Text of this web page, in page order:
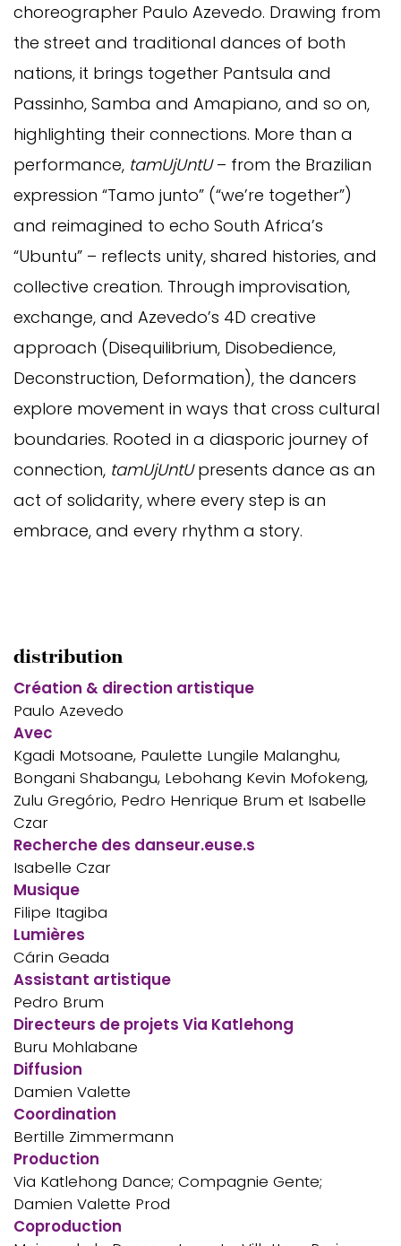
choreographer Paulo Azevedo. Drawing from
the street and traditional dances of both
nations, it brings together Pantsula and
Passinho, Samba and Amapiano, and so on,
highlighting their connections. More than a
performance, tamUjUntU– from the Brazilian
expression “Tamo junto” (“we’re together”)
and reimagined to echo South Africa’s
“Ubuntu” – reflects unity, shared histories, and
collective creation. Through improvisation,
exchange, and Azevedo’s 4D creative
approach (Disequilibrium, Disobedience,
Deconstruction, Deformation), the dancers
explore movement in ways that cross cultural
boundaries. Rooted in a diasporic journey of
connection, tamUjUntUpresents dance as an
act of solidarity, where every step is an
embrace, and every rhythm a story.
distribution
Création & direction artistique
Paulo Azevedo
Avec
Kgadi Motsoane, Paulette Lungile Malanghu,
Bongani Shabangu, Lebohang Kevin Mofokeng,
Zulu Gregório, Pedro Henrique Brum et Isabelle
Czar
Recherche des danseur.euse.s
Isabelle Czar
Musique
Filipe Itagiba
Lumières
Cárin Geada
Assistant artistique
Pedro Brum
Directeurs de projets Via Katlehong
Buru Mohlabane
Diffusion
Damien Valette
Coordination
Bertille Zimmermann
Production
Via Katlehong Dance; Compagnie Gente;
Damien Valette Prod
Coproduction